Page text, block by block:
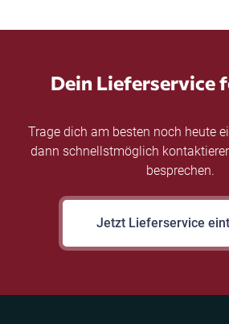
Dein Lieferservice
Trage dich am besten noch heute
dann schnellstmöglich
besprechen.
Jetzt Lieferservice